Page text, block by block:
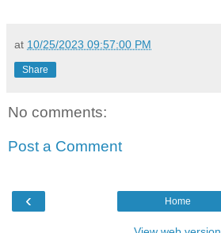
at 10/25/2023 09:57:00 PM
Share
No comments:
Post a Comment
‹ Home